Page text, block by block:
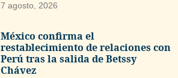
7 agosto, 2026
México confirma el
restablecimiento de relaciones con
Perú tras la salida de Betssy
Chávez